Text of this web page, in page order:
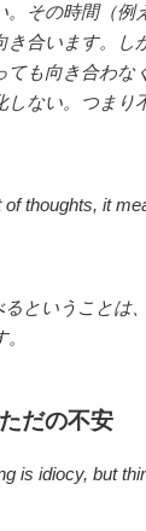
。その時間（例
き合います。し
ても向き合わな
しない。つまり
thoughts, it
ということは
だの不安
is idiocy, but